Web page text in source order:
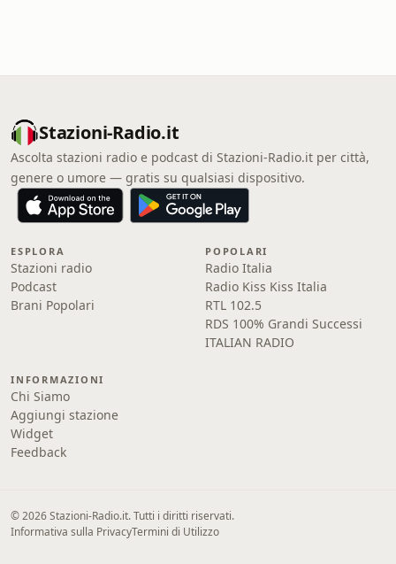
Stazioni-Radio.it
Ascolta stazioni radio e podcast di Stazioni-Radio.it per città,
genere o umore — gratis su qualsiasi dispositivo.
ESPLORA
Stazioni radio
Podcast
Brani Popolari
POPOLARI
Radio Italia
Radio Kiss Kiss Italia
RTL 102.5
RDS 100% Grandi Successi
ITALIAN RADIO
INFORMAZIONI
Chi Siamo
Aggiungi stazione
Widget
Feedback
© 2026 Stazioni-Radio.it. Tutti i diritti riservati.
Informativa sulla PrivacyTermini di Utilizzo